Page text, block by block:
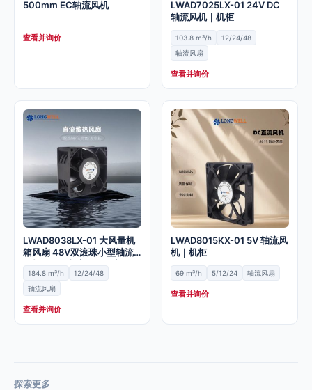
500mm EC轴流风机
查看并询价
LWAD7025LX-01 24V DC
轴流风机｜机柜
103.8 m³/h
12/24/48
轴流风扇
查看并询价
LWAD8038LX-01 大风量机
箱风扇 48V双滚珠小型轴流
风机 8038直流散热风扇
184.8 m³/h
12/24/48
轴流风扇
查看并询价
LWAD8015KX-01 5V 轴流风
机｜机柜
69 m³/h 5/12/24 轴流风扇
查看并询价
探索更多